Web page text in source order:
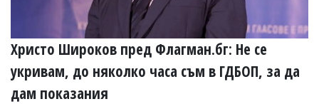
Христо Широков пред Флагман.бг: Не се
укривам, до няколко часа съм в ГДБОП, за да
дам показания